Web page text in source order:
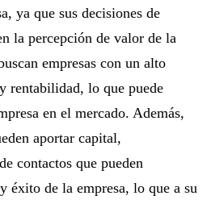
ya que sus decisiones de
la percepción de valor de la
empresas con un alto
rentabilidad, lo que puede
en el mercado. Además,
aportar capital,
contactos que pueden
éxito de la empresa, lo que a su